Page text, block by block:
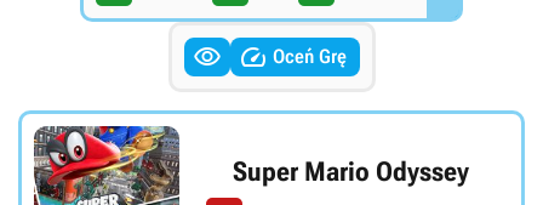
  Oceń Grę
Super Mario Odyssey